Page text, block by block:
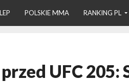
POLSKIE MMA RANKING PL
UFC 205: